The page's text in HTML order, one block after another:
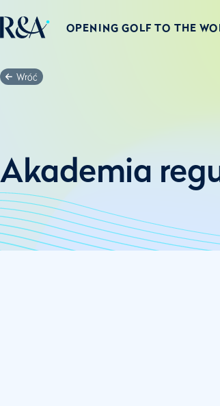
OPENING GOLF TO THE
Wróć
Akademia